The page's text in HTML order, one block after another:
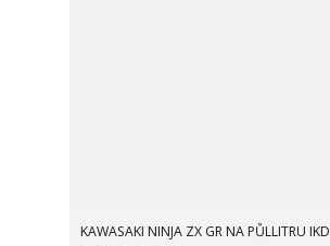
KAWASAKI NINJA ZX GR NA PŮLLITRU IKD